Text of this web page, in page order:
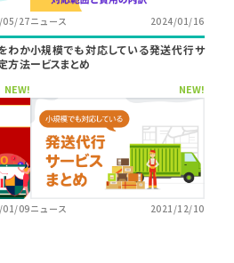
05/27ニュース 2024/01/16
わか
方法
NEW!
01/09
小規模でも対応している発送代行サ
ービスまとめ
NEW!
ニュース 2021/12/10